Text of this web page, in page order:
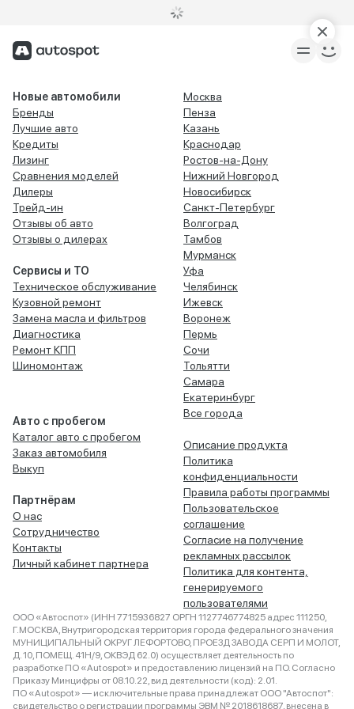
Новые автомобили
Бренды
Лучшие авто
Кредиты
Лизинг
Сравнения моделей
Дилеры
Трейд-ин
Отзывы об авто
Отзывы о дилерах
Сервисы и ТО
Техническое обслуживание
Кузовной ремонт
Замена масла и фильтров
Диагностика
Ремонт КПП
Шиномонтаж
Авто с пробегом
Каталог авто с пробегом
Заказ автомобиля
Выкуп
Партнёрам
О нас
Сотрудничество
Контакты
Личный кабинет партнера
Москва
Пенза
Казань
Краснодар
Ростов-на-Дону
Нижний Новгород
Новосибирск
Санкт-Петербург
Волгоград
Тамбов
Мурманск
Уфа
Челябинск
Ижевск
Воронеж
Пермь
Сочи
Тольятти
Самара
Екатеринбург
Все города
Описание продукта
Политика
конфиденциальности
Правила работы программы
Пользовательское
соглашение
Согласие на получение
рекламных рассылок
Политика для контента,
генерируемого
пользователями
ООО «Автоспот» (ИНН 7715936827 ОРГН 1127746774825 адрес 111250,
Г.МОСКВА, Внутригородская территория города федерального значения
МУНИЦИПАЛЬНЫЙ ОКРУГ ЛЕФОРТОВО, ПРОЕЗД ЗАВОДА СЕРП И МОЛОТ,
Д. 10, ПОМЕЩ. 41Н/9, ОКВЭД 62.0) осуществляет деятельность по
разработке ПО «Autospot» и предоставлению лицензий на ПО. Согласно
Приказу Минцифры от 08.10.22, вид деятельности (код): 2.01.
ПО «Autospot» — исключительные права принадлежат ООО "Автоспот":
свидетельство о регистрации программы ЭВМ № 2018618687, внесена в